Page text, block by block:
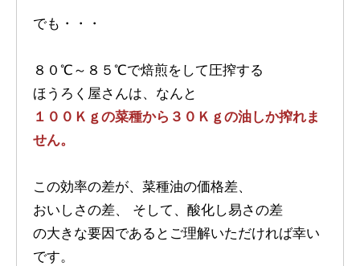
でも・・・
８０℃～８５℃で焙煎をして圧搾する
ほうろく屋さんは、なんと
１００Ｋｇの菜種から３０Ｋｇの油しか搾れま
せん。
この効率の差が、菜種油の価格差、
おいしさの差、 そして、酸化し易さの差
の大きな要因であるとご理解いただければ幸い
です。